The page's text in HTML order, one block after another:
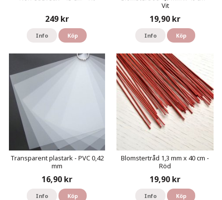
249 kr
Info Köp
Vit
19,90 kr
Info Köp
Transparent plastark - PVC 0,42
mm
16,90 kr
Info Köp
Blomstertråd 1,3 mm x 40 cm -
Röd
19,90 kr
Info Köp